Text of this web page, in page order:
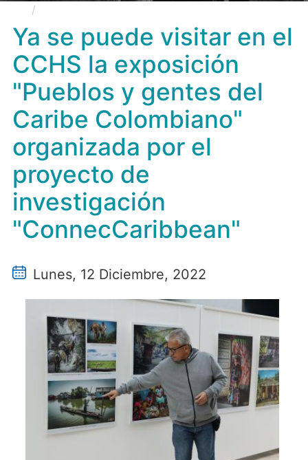
"Pueblos y gentes del Caribe Colombiano" organizada
por el proyecto de investigación "ConnecCaribbean"
Ya se puede visitar en el
CCHS la exposición
"Pueblos y gentes del
Caribe Colombiano"
organizada por el
proyecto de
investigación
"ConnecCaribbean"
Lunes, 12 Diciembre, 2022